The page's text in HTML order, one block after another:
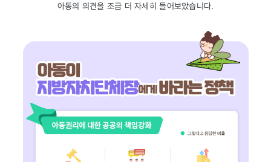
아동의 의견을 조금 더 자세히 들어보았습니다.